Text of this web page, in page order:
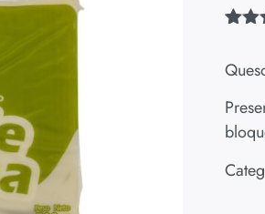
5 en
de un
cliente